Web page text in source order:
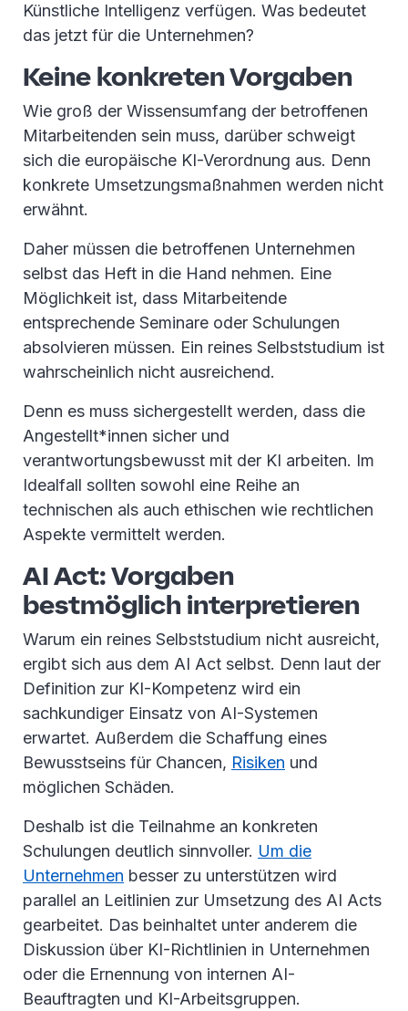
Künstliche Intelligenz verfügen. Was bedeutet
das jetzt für die Unternehmen?
Keine konkreten Vorgaben
Wie groß der Wissensumfang der betroffenen
Mitarbeitenden sein muss, darüber schweigt
sich die europäische KI-Verordnung aus. Denn
konkrete Umsetzungsmaßnahmen werden nicht
erwähnt.
Daher müssen die betroffenen Unternehmen
selbst das Heft in die Hand nehmen. Eine
Möglichkeit ist, dass Mitarbeitende
entsprechende Seminare oder Schulungen
absolvieren müssen. Ein reines Selbststudium ist
wahrscheinlich nicht ausreichend.
Denn es muss sichergestellt werden, dass die
Angestellt*innen sicher und
verantwortungsbewusst mit der KI arbeiten. Im
Idealfall sollten sowohl eine Reihe an
technischen als auch ethischen wie rechtlichen
Aspekte vermittelt werden.
AI Act: Vorgaben
bestmöglich interpretieren
Warum ein reines Selbststudium nicht ausreicht,
ergibt sich aus dem AI Act selbst. Denn laut der
Definition zur KI-Kompetenz wird ein
sachkundiger Einsatz von AI-Systemen
erwartet. Außerdem die Schaffung eines
Bewusstseins für Chancen, Risiken und
möglichen Schäden.
Deshalb ist die Teilnahme an konkreten
Schulungen deutlich sinnvoller. Um die
Unternehmen besser zu unterstützen wird
parallel an Leitlinien zur Umsetzung des AI Acts
gearbeitet. Das beinhaltet unter anderem die
Diskussion über KI-Richtlinien in Unternehmen
oder die Ernennung von internen AI-
Beauftragten und KI-Arbeitsgruppen.